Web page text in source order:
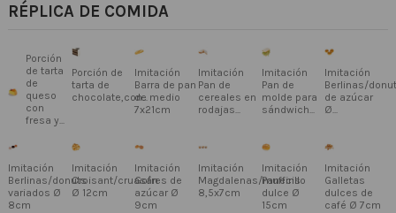
RÉPLICA DE COMIDA
Porción
de tarta
de
queso
con
fresa y...
Porción de
tarta de
chocolate,con...
Imitación
Barra de pan
de medio
7x21cm
Imitación
Pan de
cereales en
rodajas...
Imitación
Pan de
molde para
sándwich...
Imitación
Berlinas/
de azúcar
Ø...
Imitación
Berlinas/donuts
variados Ø
8cm
Imitación
Croisant/cruasán
Ø 12cm
Imitación
Gofres de
azúcar Ø
9cm
Imitación
Magdalenas/muffins
8,5x7cm
Imitación
Panecillo
dulce Ø
15cm
Imitación
Galletas
dulces de
café Ø 7cm